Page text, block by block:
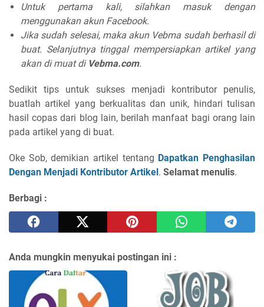
Untuk pertama kali, silahkan masuk dengan
menggunakan akun Facebook.
Jika sudah selesai, maka akun Vebma sudah berhasil di
buat. Selanjutnya tinggal mempersiapkan artikel yang
akan di muat di Vebma.com.
Sedikit tips untuk sukses menjadi kontributor penulis,
buatlah artikel yang berkualitas dan unik, hindari tulisan
hasil copas dari blog lain, berilah manfaat bagi orang lain
pada artikel yang di buat.
Oke Sob, demikian artikel tentang Dapatkan Penghasilan
Dengan Menjadi Kontributor Artikel. Selamat menulis.
Berbagi :
Anda mungkin menyukai postingan ini :